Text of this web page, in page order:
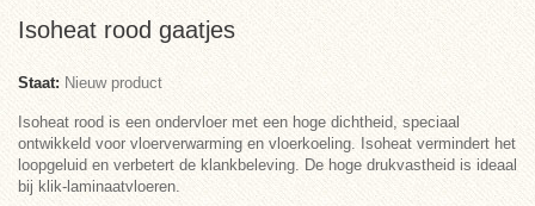
Isoheat rood gaatjes
Staat: Nieuw product
Isoheat rood is een ondervloer met een hoge dichtheid, speciaal
ontwikkeld voor vloerverwarming en vloerkoeling. Isoheat vermindert het
loopgeluid en verbetert de klankbeleving. De hoge drukvastheid is ideaal
bij klik-laminaatvloeren.